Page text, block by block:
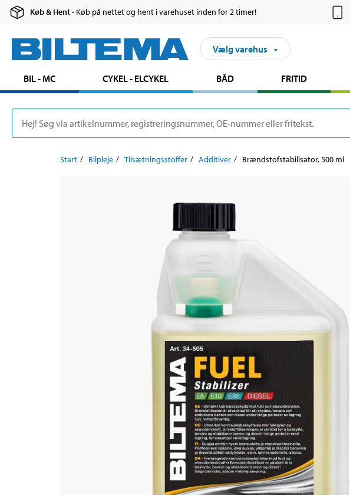
Køb & Hent- Køb på nettet og hent i varehuset inden for 2 timer!
Vælg varehus
BIL - MC CYKEL - ELCYKEL BÅD FRITID
Start Bilpleje Tilsætningsstoffer Additiver Brændstofstabilisator, 500 ml